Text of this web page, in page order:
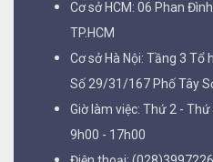
Cơ sở HCM: 06 Phan
TP.HCM
Cơ sở Hà Nội: Tầng 3 Tổ
Số 29/31/167 Phố Tây
Giờ làm việc: Thứ 2 -
9h00 - 17h00